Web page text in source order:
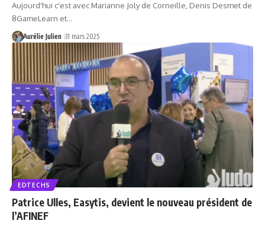
Aujourd'hui c'est avec Marianne Joly de Corneille, Denis Desmet de
8GameLearn et…
Aurélie Julien 31 mars 2025
EDTECHS
Patrice Ulles, Easytis, devient le nouveau président de
l’AFINEF